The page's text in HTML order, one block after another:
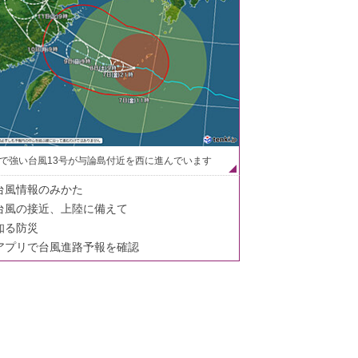
強い台風13号が与論島付近を西に進んでいます
風情報のみかた
風の接近、上陸に備えて
る防災
プリで台風進路予報を確認